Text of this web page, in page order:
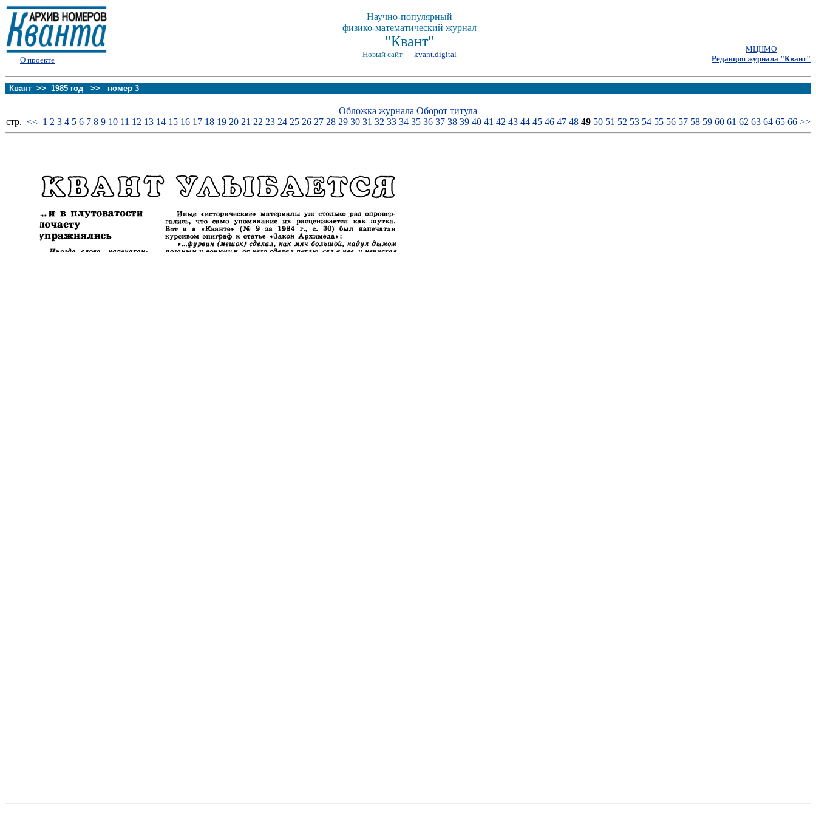
О проекте
Научно-популярный
физико-математический журнал
"Квант"
Новый сайт — kvant.digital
МЦНМО
Редакция журнала "Квант"
Квант >> 1985 год >> номер 3
Обложка журнала Оборот титула
стp. << 1 2 3 4 5 6 7 8 9 10 11 12 13 14 15 16 17 18 19 20 21 22 23 24 25 26 27 28 29 30 31 32 33 34 35 36 37 38 39 40 41 42 43 44 45 46 47 48 49 50 51 52 53 54 55 56 57 58 59 60 61 62 63 64 65 66 >>